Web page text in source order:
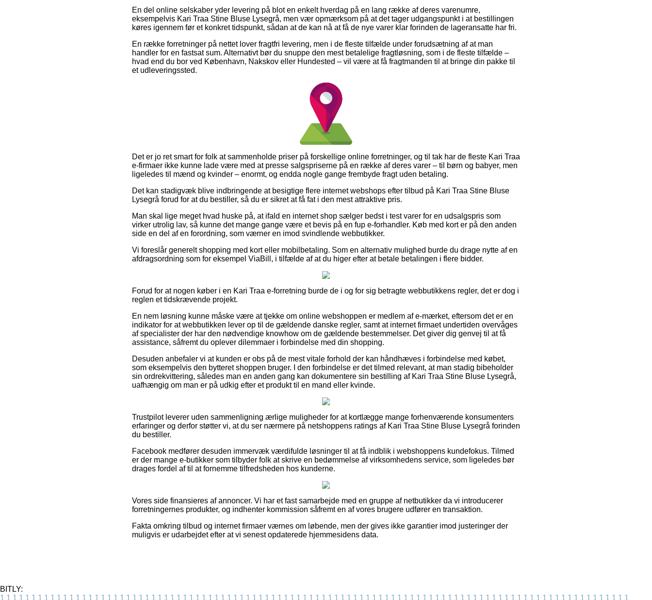
En del online selskaber yder levering på blot en enkelt hverdag på en lang række af deres varenumre,
eksempelvis Kari Traa Stine Bluse Lysegrå, men vær opmærksom på at det tager udgangspunkt i at bestillingen
køres igennem før et konkret tidspunkt, sådan at de kan nå at få de nye varer klar forinden de lageransatte har fri.
En række forretninger på nettet lover fragtfri levering, men i de fleste tilfælde under forudsætning af at man
handler for en fastsat sum. Alternativt bør du snuppe den mest betalelige fragtløsning, som i de fleste tilfælde –
hvad end du bor ved København, Nakskov eller Hundested – vil være at få fragtmanden til at bringe din pakke til
et udleveringssted.
Det er jo ret smart for folk at sammenholde priser på forskellige online forretninger, og til tak har de fleste Kari Traa
e-firmaer ikke kunne lade være med at presse salgspriserne på en række af deres varer – til børn og babyer, men
ligeledes til mænd og kvinder – enormt, og endda nogle gange frembyde fragt uden betaling.
Det kan stadigvæk blive indbringende at besigtige flere internet webshops efter tilbud på Kari Traa Stine Bluse
Lysegrå forud for at du bestiller, så du er sikret at få fat i den mest attraktive pris.
Man skal lige meget hvad huske på, at ifald en internet shop sælger bedst i test varer for en udsalgspris som
virker utrolig lav, så kunne det mange gange være et bevis på en fup e-forhandler. Køb med kort er på den anden
side en del af en forordning, som værner en imod svindlende webbutikker.
Vi foreslår generelt shopping med kort eller mobilbetaling. Som en alternativ mulighed burde du drage nytte af en
afdragsordning som for eksempel ViaBill, i tilfælde af at du higer efter at betale betalingen i flere bidder.
Forud for at nogen køber i en Kari Traa e-forretning burde de i og for sig betragte webbutikkens regler, det er dog i
reglen et tidskrævende projekt.
En nem løsning kunne måske være at tjekke om online webshoppen er medlem af e-mærket, eftersom det er en
indikator for at webbutikken lever op til de gældende danske regler, samt at internet firmaet undertiden overvåges
af specialister der har den nødvendige knowhow om de gældende bestemmelser. Det giver dig genvej til at få
assistance, såfremt du oplever dilemmaer i forbindelse med din shopping.
Desuden anbefaler vi at kunden er obs på de mest vitale forhold der kan håndhæves i forbindelse med købet,
som eksempelvis den bytteret shoppen bruger. I den forbindelse er det tilmed relevant, at man stadig bibeholder
sin ordrekvittering, således man en anden gang kan dokumentere sin bestilling af Kari Traa Stine Bluse Lysegrå,
uafhængig om man er på udkig efter et produkt til en mand eller kvinde.
Trustpilot leverer uden sammenligning ærlige muligheder for at kortlægge mange forhenværende konsumenters
erfaringer og derfor støtter vi, at du ser nærmere på netshoppens ratings af Kari Traa Stine Bluse Lysegrå forinden
du bestiller.
Facebook medfører desuden immervæk værdifulde løsninger til at få indblik i webshoppens kundefokus. Tilmed
er der mange e-butikker som tilbyder folk at skrive en bedømmelse af virksomhedens service, som ligeledes bør
drages fordel af til at fornemme tilfredsheden hos kunderne.
Vores side finansieres af annoncer. Vi har et fast samarbejde med en gruppe af netbutikker da vi introducerer
forretningernes produkter, og indhenter kommission såfremt en af vores brugere udfører en transaktion.
Fakta omkring tilbud og internet firmaer værnes om løbende, men der gives ikke garantier imod justeringer der
muligvis er udarbejdet efter at vi senest opdaterede hjemmesidens data.
BITLY:
1 1 1 1 1 1 1 1 1 1 1 1 1 1 1 1 1 1 1 1 1 1 1 1 1 1 1 1 1 1 1 1 1 1 1 1 1 1 1 1 1 1 1 1 1 1 1 1 1 1 1 1 1 1 1 1 1 1 1 1 1 1 1 1 1 1 1 1 1 1 1 1 1 1 1 1 1 1 1 1 1 1 1 1 1 1 1 1 1 1 1 1 1 1 1 1 1 1 1 1